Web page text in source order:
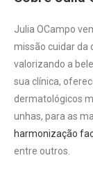
Julia OCampo
missão cuidar da
valorizando a
sua clínica,
dermatológicos
unhas, para as
harmonização
entre outros.